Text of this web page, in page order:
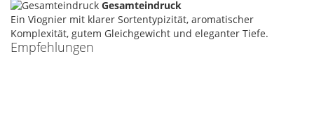
Gesamteindruck
Ein Viognier mit klarer Sortentypizität, aromatischer
Komplexität, gutem Gleichgewicht und eleganter Tiefe.
Empfehlungen